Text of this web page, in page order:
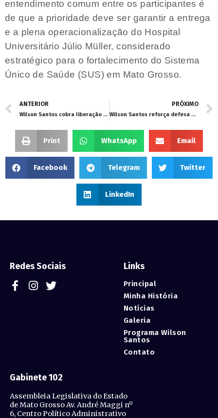
entendimento comum entre os participantes é
de que a prioridade deve ser garantir a entrega
e a plena operacionalização do Hospital
Universitário Júlio Müller, considerado
estratégico para o fortalecimento do Sistema
Único de Saúde (SUS) em Mato Grosso.
ANTERIOR
Wilson Santos cobra liberação de emendas impositivas e pode acionar Justiça
PRÓXIMO
Wilson Santos reforça defesa aos servidores públicos e critica restrições à licença classista
Print WhatsApp Email
Facebook Telegram Twitter
LinkedIn
Gabinete 102
Assembleia Legislativa do Estado
de Mato Grosso Av. André Maggi nº
6, Centro Político Administrativo
Links
Principal
Minha História
Notícias
Galeria
Programa Wilson
Santos
Contato
Redes Sociais